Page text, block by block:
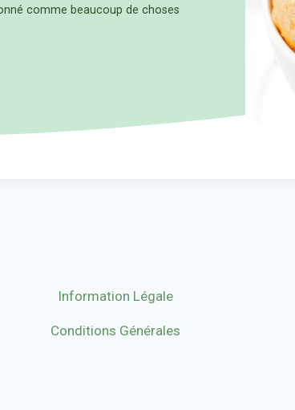
comme beaucoup de choses
Information Légale
Conditions Générales